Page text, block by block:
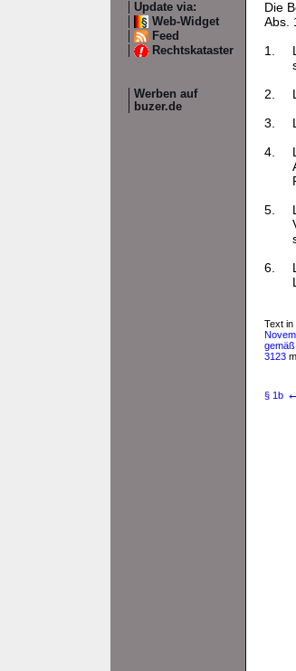
Update via:
Web-Widget
Feed
Rechtskataster
Werben auf
buzer.de
Die
Abs.
1.
2.
3.
4.
5.
6.
Text in
3123
§ 1b